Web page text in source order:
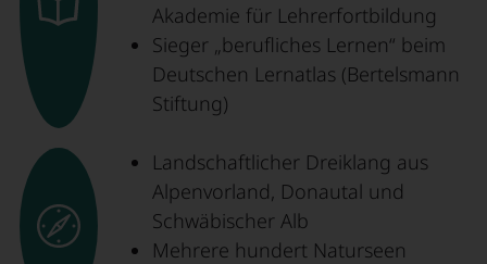
Akademie für Lehrerfortbildung
Sieger „berufliches Lernen“ beim
Deutschen Lernatlas (Bertelsmann
Stiftung)
Landschaftlicher Dreiklang aus
Alpenvorland, Donautal und
Schwäbischer Alb
Mehrere hundert Naturseen